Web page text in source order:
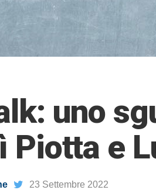
uno
Piotta e
23 Settembre 2022